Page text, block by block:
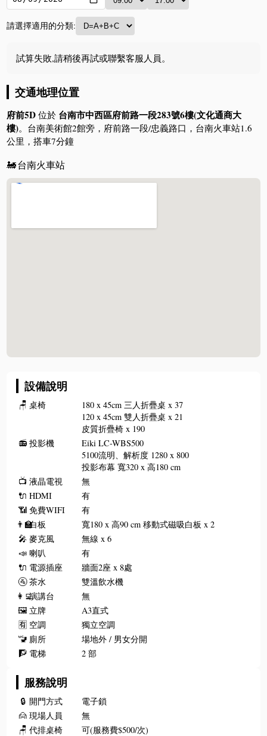
請選擇適用的分類:
試算失敗,請稍後再試或聯繫客服人員。
交通地理位置
府前5D 位於 台南市中西區府前路一段283號6樓(文化通商大
樓)。台南美術館2館旁，府前路一段/忠義路口，台南火車站1.6
公里，搭車7分鐘
🚂台南火車站
設備說明
🪑 桌椅
180 x 45cm 三人折疊桌 x 37
120 x 45cm 雙人折疊桌 x 21
皮質折疊椅 x 190
📻 投影機
Eiki LC-WBS500
5100流明、解析度 1280 x 800
投影布幕 寬320 x 高180 cm
📺 液晶電視
無
🔌 HDMI
有
📶 免費WIFI
有
👨‍🏫白板
寬180 x 高90 cm 移動式磁吸白板 x 2
🎤 麥克風
無線 x 6
📣 喇叭
有
🔌 電源插座
牆面2座 x 8處
🚰 茶水
雙溫飲水機
👩‍💻演講台
無
🖼️ 立牌
A3直式
🈶 空調
獨立空調
🚾 廁所
場地外 / 男女分開
🧗 電梯 2 部
服務說明
🔒 開門方式
電子鎖
🙍 現場人員
無
🪑 代排桌椅
可(服務費$500/次)